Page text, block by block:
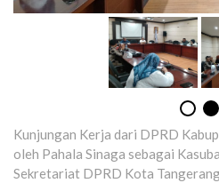
Kunjungan Kerja dari DPRD
oleh Pahala Sinaga sebagai
Sekretariat DPRD Kota